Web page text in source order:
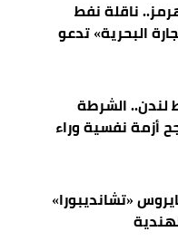
ناقلة نفط
البحرية» تدعو
لندن.. الشرطة
أزمة نفسية وراء
فايروس «تشانديبورا»